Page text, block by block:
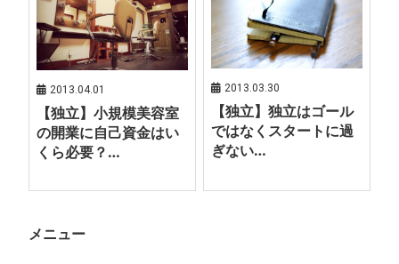
2013.04.01
【独立】小規模美容室
の開業に自己資金はい
くら必要？…
2013.03.30
【独立】独立はゴール
ではなくスタートに過
ぎない…
メニュー